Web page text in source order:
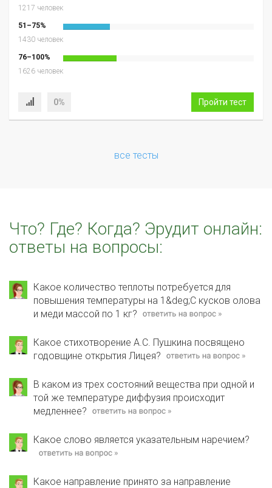
1217 человек
51–75%
1430 человек
76–100%
1626 человек
0% Пройти тест
все тесты
Что? Где? Когда? Эрудит онлайн:
ответы на вопросы:
Какое количество теплоты потребуется для
повышения температуры на 1&deg;С кусков олова
и меди массой по 1 кг?
Какое стихотворение А.С. Пушкина посвящено
годовщине открытия Лицея?
В каком из трех состояний вещества при одной и
той же температуре диффузия происходит
медленнее?
Какое слово является указательным наречием?
Какое направление принято за направление